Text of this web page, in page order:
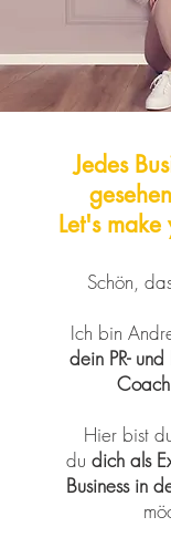
Jedes
Let's
Schön,
Ich bin
dein PR-
Coach
Hier bist
du dich als
Business in